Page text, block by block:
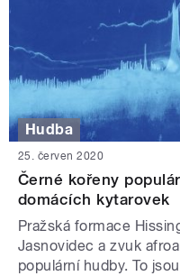
Hudba
25. červen 2020
Černé kořeny
domácích kytarovek
Pražská formace
Jasnovidec a zvuk
populární hudby. To